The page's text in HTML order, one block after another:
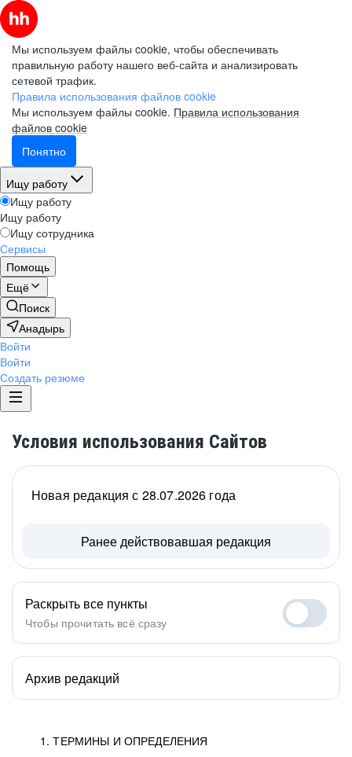
Мы используем файлы cookie, чтобы обеспечивать
правильную работу нашего веб-сайта и анализировать
сетевой трафик.
Правила использования файлов cookie
Мы используем файлы cookie. Правила использования
файлов cookie
Понятно
Ищу работу
Ищу работу
Ищу работу
Ищу сотрудника
Сервисы
Помощь
Ещё
Поиск
Анадырь
Войти
Войти
Создать резюме
Условия использования Сайтов
1. ТЕРМИНЫ И ОПРЕДЕЛЕНИЯ
Новая редакция с 28.07.2026 года
Ранее действовавшая редакция
Раскрыть все пункты
Чтобы прочитать всё сразу
Архив редакций